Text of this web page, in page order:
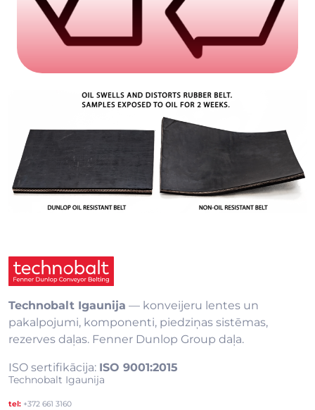
Technobalt Igaunija — konveijeru lentes un
pakalpojumi, komponenti, piedziņas sistēmas,
rezerves daļas. Fenner Dunlop Group daļa.
ISO sertifikācija: ISO 9001:2015
Technobalt Igaunija
tel: +372 661 3160